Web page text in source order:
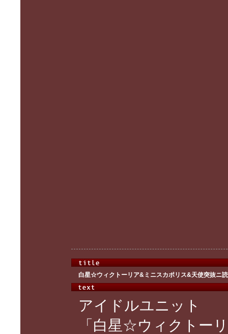
白星☆ウィクトーリア&ミニスカポリス&天使突抜ニ
アイドルユニット
「白星☆ウィクトー